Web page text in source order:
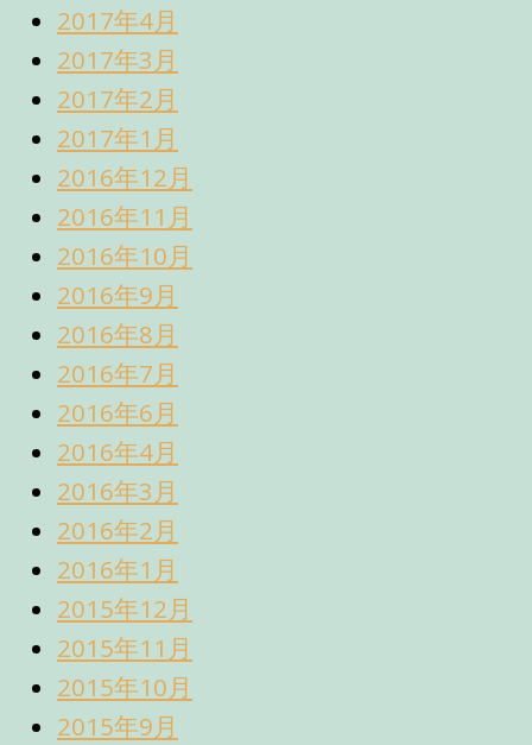
2017年4月
2017年3月
2017年2月
2017年1月
2016年12月
2016年11月
2016年10月
2016年9月
2016年8月
2016年7月
2016年6月
2016年4月
2016年3月
2016年2月
2016年1月
2015年12月
2015年11月
2015年10月
2015年9月